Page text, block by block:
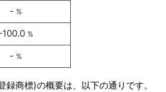
- %
100.0 %
- %
商標)の概要は、以下の通りです。